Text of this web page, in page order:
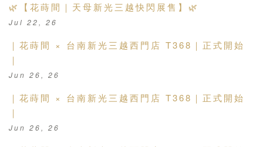
🌿【花蒔間｜天母新光三越快閃展售】🌿
Jul 22, 26
｜花蒔間 × 台南新光三越西門店 T368｜正式開始
｜
Jun 26, 26
｜花蒔間 × 台南新光三越西門店 T368｜正式開始
｜
Jun 26, 26